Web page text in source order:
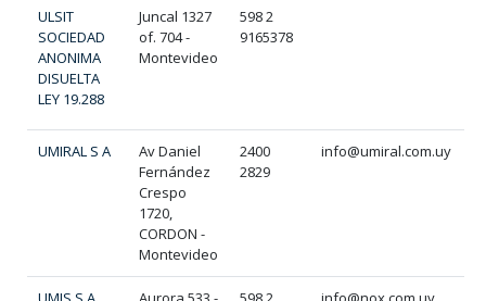
ULSIT
SOCIEDAD
ANONIMA
DISUELTA
LEY 19.288
Juncal 1327
of. 704 -
Montevideo
598 2
9165378
UMIRAL S A
Av Daniel
Fernández
Crespo
1720,
CORDON -
Montevideo
2400
2829
info@umiral.com.uy